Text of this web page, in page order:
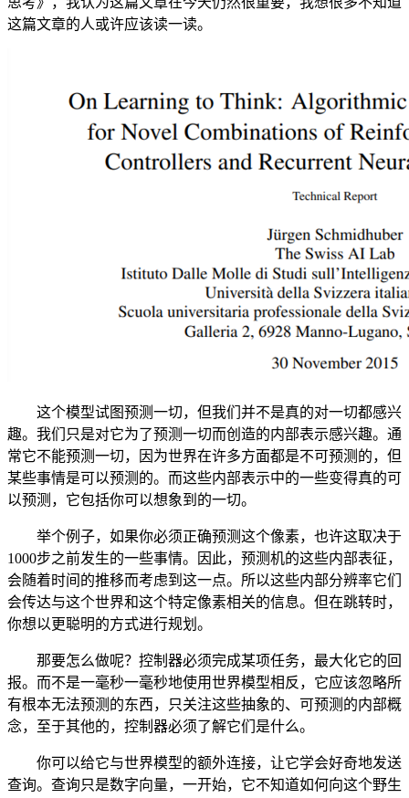
这篇文章的人或许应该读一读。
这个模型试图预测一切，但我们并不是真的对一切都感兴
趣。我们只是对它为了预测一切而创造的内部表示感兴趣。通
常它不能预测一切，因为世界在许多方面都是不可预测的，但
某些事情是可以预测的。而这些内部表示中的一些变得真的可
以预测，它包括你可以想象到的一切。
举个例子，如果你必须正确预测这个像素，也许这取决于
1000步之前发生的一些事情。因此，预测机的这些内部表征，
会随着时间的推移而考虑到这一点。所以这些内部分辨率它们
会传达与这个世界和这个特定像素相关的信息。但在跳转时，
你想以更聪明的方式进行规划。
那要怎么做呢？控制器必须完成某项任务，最大化它的回
报。而不是一毫秒一毫秒地使用世界模型相反，它应该忽略所
有根本无法预测的东西，只关注这些抽象的、可预测的内部概
念，至于其他的，控制器必须了解它们是什么。
你可以给它与世界模型的额外连接，让它学会好奇地发送
查询。查询只是数字向量，一开始，它不知道如何向这个野生